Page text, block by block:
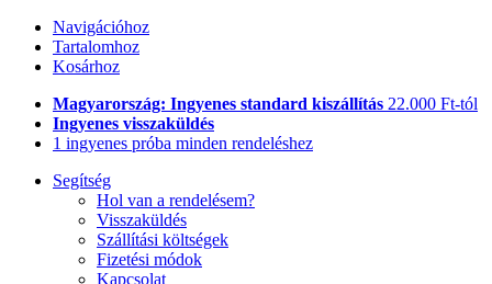
Navigációhoz
Tartalomhoz
Kosárhoz
Magyarország: Ingyenes standard kiszállítás 22.000 Ft-tól
Ingyenes visszaküldés
1 ingyenes próba minden rendeléshez
Segítség
Hol van a rendelésem?
Visszaküldés
Szállítási költségek
Fizetési módok
Kapcsolat